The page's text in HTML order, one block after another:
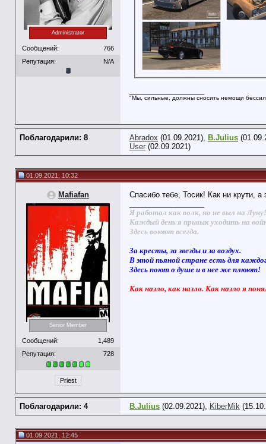
Administrator
Сообщений:
766
Репутация:
N/A
"Мы, сильные, должны сносить немощи
Поблагодарили: 8 Abradox (01.09.2021), B.Julius
User (02.09.2021)
01.09.2021, 10:32
Mafiafan
Senior Member
Сообщений:
1,489
Репутация:
728
Priest
Спасибо тебе, Тосик! Как ни крути,
Я работал как волк, но не выл на Луну!
Каждый день я привык уходить на
Здесь воюют всегда.
За кресты, за звезды и за воздух.
В этой пьяной стране есть для
Здесь поют о душе и в нее же плюют!
Как назло, как назло. Как назло я
Поблагодарили: 4 B.Julius (02.09.2021), KiberMik
01.09.2021, 12:45